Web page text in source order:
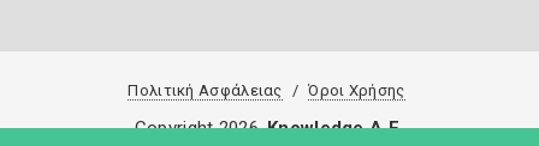
Πολιτική Ασφάλειας Όροι Χρήσης
Copyright 2026 Knowledge A.E.